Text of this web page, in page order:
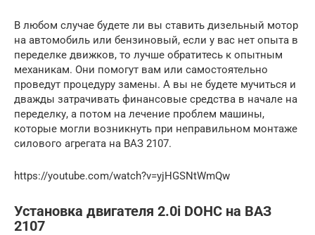
В любом случае будете ли вы ставить дизельный мотор
на автомобиль или бензиновый, если у вас нет опыта в
переделке движков, то лучше обратитесь к опытным
механикам. Они помогут вам или самостоятельно
проведут процедуру замены. А вы не будете мучиться и
дважды затрачивать финансовые средства в начале на
переделку, а потом на лечение проблем машины,
которые могли возникнуть при неправильном монтаже
силового агрегата на ВАЗ 2107.
https://youtube.com/watch?v=yjHGSNtWmQw
Установка двигателя 2.0i DOHC на ВАЗ
2107